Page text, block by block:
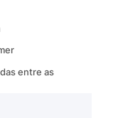
entre as